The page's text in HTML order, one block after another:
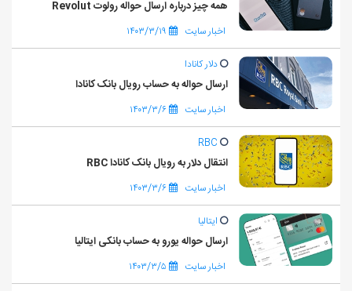
همه چیز درباره ارسال حواله رولوت Revolut
اخبار سایت ۱۴۰۳/۳/۱۹
دلار کانادا
ارسال حواله به حساب رویال بانک کانادا
اخبار سایت ۱۴۰۳/۳/۶
RBC
انتقال دلار به رویال بانک کانادا RBC
اخبار سایت ۱۴۰۳/۳/۶
ایتالیا
ارسال حواله یورو به حساب بانکی ایتالیا
اخبار سایت ۱۴۰۳/۳/۵